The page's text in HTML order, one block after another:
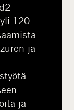
120
ja
ja